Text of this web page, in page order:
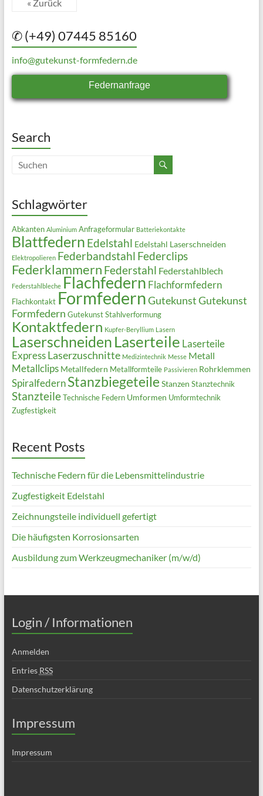
« Zurück
✆ (+49) 07445 85160
info@gutekunst-formfedern.de
Federnanfrage
Search
Schlagwörter
Abkanten Aluminium Anfrageformular Batteriekontakte
Blattfedern Edelstahl Edelstahl Laserschneiden
Elektropolieren Federbandstahl Federclips
Federklammern Federstahl Federstahlblech
Federstahlbleche Flachfedern Flachformfedern
Flachkontakt FormfedernGutekunstGutekunst
Formfedern Gutekunst Stahlverformung
Kontaktfedern Kupfer-Beryllium Lasern
Laserschneiden Laserteile Laserteile
Express Laserzuschnitte Medizintechnik Messe Metall
Metallclips Metallfedern Metallformteile Passivieren Rohrklemmen
Spiralfedern Stanzbiegeteile Stanzen Stanztechnik
Stanzteile Technische Federn Umformen Umformtechnik
Zugfestigkeit
Recent Posts
Technische Federn für die Lebensmittelindustrie
Zugfestigkeit Edelstahl
Zeichnungsteile individuell gefertigt
Die häufigsten Korrosionsarten
Ausbildung zum Werkzeugmechaniker (m/w/d)
Login / Informationen
Anmelden
Entries RSS
Datenschutzerklärung
Impressum
Impressum